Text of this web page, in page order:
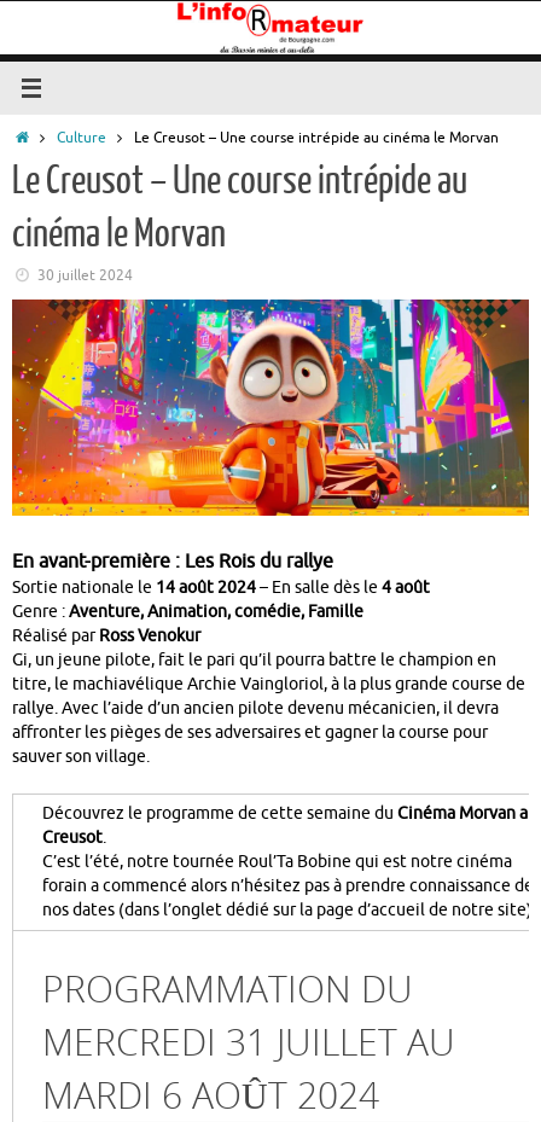
contenu
Accueil
Culture Le Creusot – Une course intrépide au cinéma le Morvan
Le Creusot – Une course intrépide au
cinéma le Morvan
30 juillet 2024
En avant-première : Les Rois du rallye
Sortie nationale le 14 août 2024– En salle dès le 4 août
Genre :Aventure, Animation, comédie, Famille
Réalisé parRoss Venokur
Gi, un jeune pilote, fait le pari qu’il pourra battre le champion en
titre, le machiavélique Archie Vaingloriol, à la plus grande course de
rallye. Avec l’aide d’un ancien pilote devenu mécanicien, il devra
affronter les pièges de ses adversaires et gagner la course pour
sauver son village.
Découvrez le programme de cette semaine du Cinéma Morvan au
Creusot.
C’est l’été, notre tournée Roul’Ta Bobine qui est notre cinéma
forain a commencé alors n’hésitez pas à prendre connaissance de
nos dates (dans l’onglet dédié sur la page d’accueil de notre site).
PROGRAMMATION DU
MERCREDI 31 JUILLET AU
MARDI 6 AOÛT 2024